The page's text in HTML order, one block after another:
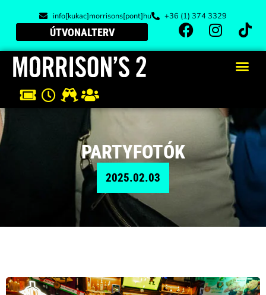
info[kukac]morrisons[pont]hu +36 (1) 374 3329
ÚTVONALTERV
PARTYFOTÓK
2025.02.03